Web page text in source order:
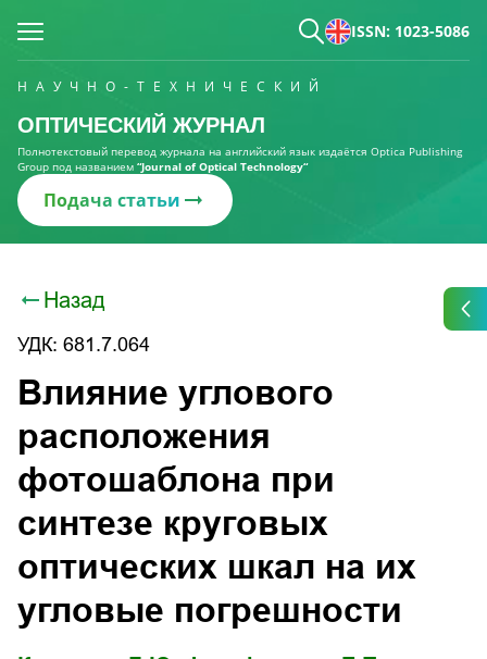
ISSN: 1023-5086
НАУЧНО-ТЕХНИЧЕСКИЙ
ОПТИЧЕСКИЙ ЖУРНАЛ
Полнотекстовый перевод журнала на английский язык издаётся Optica Publishing
Group под названием “Journal of Optical Technology“
Подача статьи
Назад
УДК: 681.7.064
Влияние углового
расположения
фотошаблона при
синтезе круговых
оптических шкал на их
угловые погрешности